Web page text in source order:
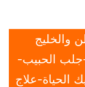
والخليج
جلب الحبيب-
الحياة-علاج